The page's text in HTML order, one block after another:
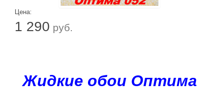
Цена:
1 290 руб.
Жидкие обои Оптима